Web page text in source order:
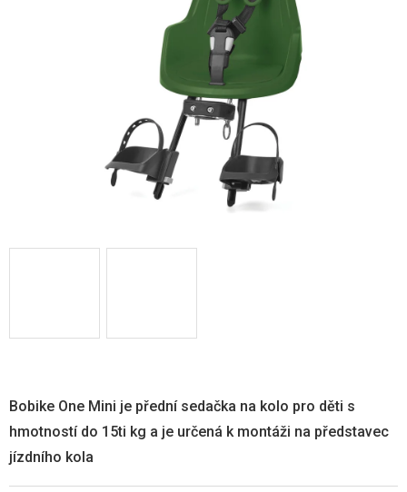
Bobike One Mini je přední sedačka na kolo pro děti s
hmotností do 15ti kg a je určená k montáži na představec
jízdního kola